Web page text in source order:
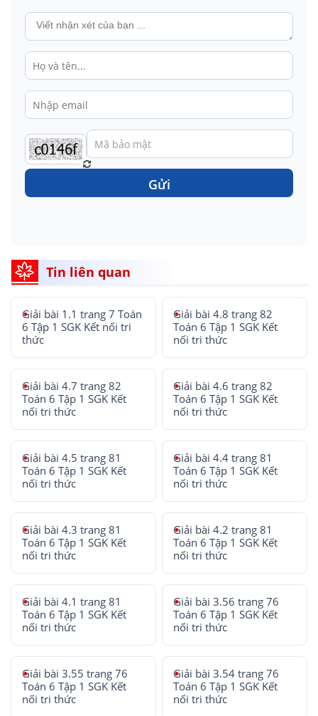
Gửi
Tin liên quan
Giải bài 1.1 trang 7 Toán
6 Tập 1 SGK Kết nối tri
thức
Giải bài 4.8 trang 82
Toán 6 Tập 1 SGK Kết
nối tri thức
Giải bài 4.7 trang 82
Toán 6 Tập 1 SGK Kết
nối tri thức
Giải bài 4.6 trang 82
Toán 6 Tập 1 SGK Kết
nối tri thức
Giải bài 4.5 trang 81
Toán 6 Tập 1 SGK Kết
nối tri thức
Giải bài 4.4 trang 81
Toán 6 Tập 1 SGK Kết
nối tri thức
Giải bài 4.3 trang 81
Toán 6 Tập 1 SGK Kết
nối tri thức
Giải bài 4.2 trang 81
Toán 6 Tập 1 SGK Kết
nối tri thức
Giải bài 4.1 trang 81
Toán 6 Tập 1 SGK Kết
nối tri thức
Giải bài 3.56 trang 76
Toán 6 Tập 1 SGK Kết
nối tri thức
Giải bài 3.55 trang 76
Toán 6 Tập 1 SGK Kết
nối tri thức
Giải bài 3.54 trang 76
Toán 6 Tập 1 SGK Kết
nối tri thức